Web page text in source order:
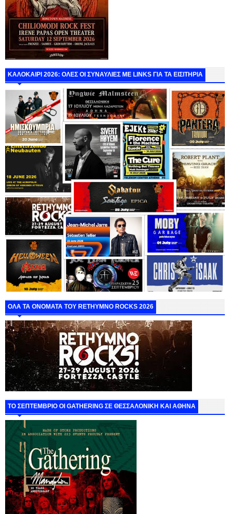
ΚΑΛΟΚΑΙΡΙ 2026: ΟΛΕΣ ΟΙ ΣΥΝΑΥΛΙΕΣ ΜΕ LINKS ΓΙΑ ΤΑ ΕΙΣΙΤΗΡΙΑ
ΟΛΑ ΤΑ ΟΝΟΜΑΤΑ ΤΟΥ RETHYMNO ROCKS 2026
ΤΟ ΣΕΠΤΕΜΒΡΙΟ ΟΙ GATHERING ΣΕ ΘΕΣΣΑΛΟΝΙΚΗ ΚΑΙ ΑΘΗΝΑ